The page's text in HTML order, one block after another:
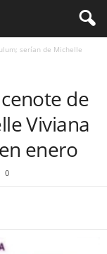
serían de Michelle
de
Viviana
enero
0